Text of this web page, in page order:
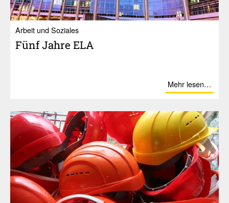
Ar­beit und So­zia­les
Fünf Jahre ELA
Mehr lesen…